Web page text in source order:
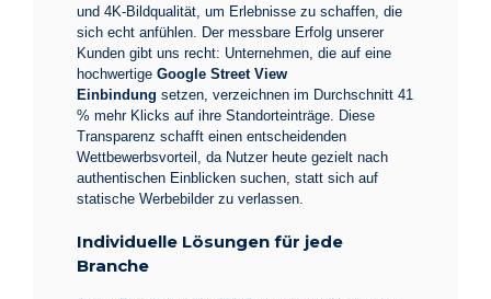
und 4K-Bildqualität, um Erlebnisse zu schaffen, die
sich echt anfühlen. Der messbare Erfolg unserer
Kunden gibt uns recht: Unternehmen, die auf eine
hochwertige Google Street View
Einbindung setzen, verzeichnen im Durchschnitt 41
% mehr Klicks auf ihre Standorteinträge. Diese
Transparenz schafft einen entscheidenden
Wettbewerbsvorteil, da Nutzer heute gezielt nach
authentischen Einblicken suchen, statt sich auf
statische Werbebilder zu verlassen.
Individuelle Lösungen für jede
Branche